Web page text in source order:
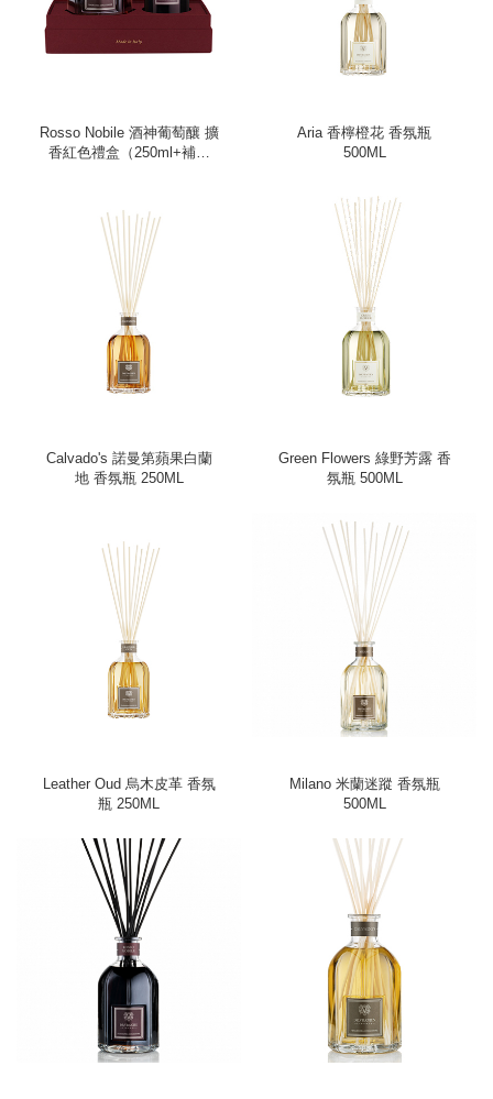
Rosso Nobile 酒神葡萄釀 擴
香紅色禮盒（250ml+補充
Aria 香檸橙花 香氛瓶
500ML
Calvado's 諾曼第蘋果白蘭
地 香氛瓶 250ML
Green Flowers 綠野芳露 香
氛瓶 500ML
Leather Oud 烏木皮革 香氛
瓶 250ML
Milano 米蘭迷蹤 香氛瓶
500ML